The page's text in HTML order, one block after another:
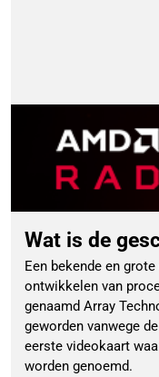
Wat is de
Een bekende en
ontwikkelen van
genaamd Array
geworden vanwege
eerste videokaart
worden genoemd.